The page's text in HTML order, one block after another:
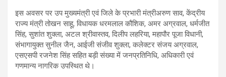
इस अवसर पर उप मुख्यमंत्री एवं जिले के प्रभारी मंत्रीअरुण साव, केंद्रीय
राज्य मंत्री तोखन साहू, विधायक धरमलाल कौशिक, अमर अग्रवाल, धर्मजीत
सिंह, सुशांत शुक्ला, अटल श्रीवास्तव, दिलीप लहरिया, महापौर पूजा विधानी,
संभागायुक्त सुनील जैन, आईजी संजीव शुक्ला, कलेक्टर संजय अग्रवाल,
एसएसपी रजनेश सिंह सहित बड़ी संख्या में जनप्रतिनिधि, अधिकारी एवं
गणमान्य नागरिक उपस्थित थे।